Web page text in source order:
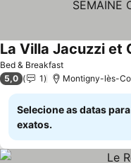
Bed & Breakfast
5,0 1 Montigny-lès-
Selecione as datas
exatos.